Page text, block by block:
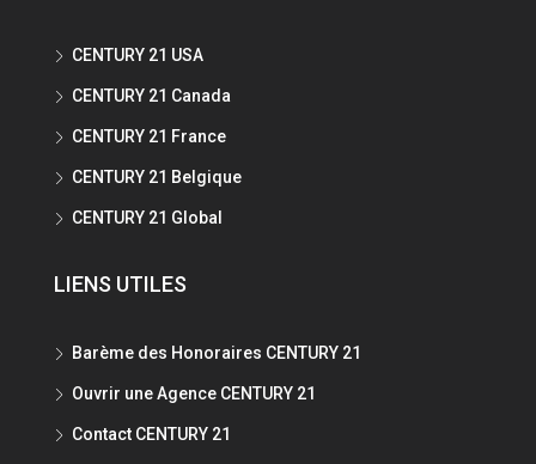
CENTURY 21 USA
CENTURY 21 Canada
CENTURY 21 France
CENTURY 21 Belgique
CENTURY 21 Global
LIENS UTILES
Barème des Honoraires CENTURY 21
Ouvrir une Agence CENTURY 21
Contact CENTURY 21